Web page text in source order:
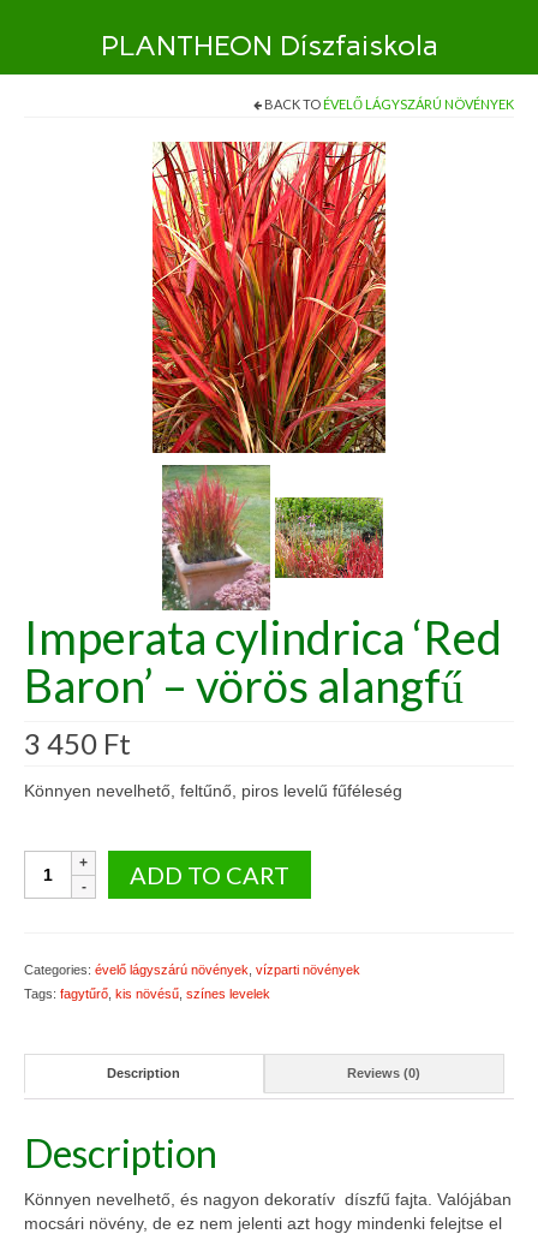
PLANTHEON Díszfaiskola
BACK TOÉVELŐ LÁGYSZÁRÚ NÖVÉNYEK
Imperata cylindrica ‘Red
Baron’ – vörös alangfű
3 450 Ft
Könnyen nevelhető, feltűnő, piros levelű fűféleség
Imperata
cylindrica
vörös
alangfű
ADD TO CART
Categories: évelő lágyszárú növények vízparti növények
Tags: fagytűrő kis növésű színes levelek
Description Reviews (0)
Description
Könnyen nevelhető, és nagyon dekoratív díszfű fajta. Valójában
mocsári növény, de ez nem jelenti azt hogy mindenki felejtse el